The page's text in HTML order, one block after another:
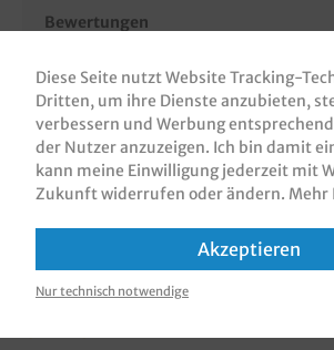
Bewertungen
HABEN, HABEN AUCH DIESE
Diese Seite nutzt Website Tracking-
Dritten, um ihre Dienste anzubieten,
verbessern und Werbung
der Nutzer anzuzeigen. Ich bin damit
kann meine Einwilligung jederzeit mit
Zukunft widerrufen oder ändern. Mehr
Akzeptieren
Nur technisch notwendige